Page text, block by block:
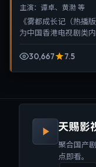
主演： 谭卓、黄渤 等
《雾都成长记（热播版
为中国香港电视剧类内
凑、画面清晰，适合
30,667 7.5
天赐影
聚合国产
点即看。